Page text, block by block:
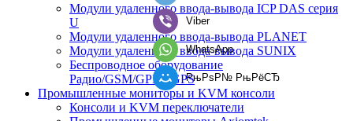
Модули удаленного ввода-вывода ICP DAS серия
U
Модули удаленного ввода-вывода PLANET
Модули удаленного ввода-вывода SUNIX
Беспроводное оборудование
Радио/GSM/GPRS/GPS
Промышленные мониторы и KVM консоли
Консоли и KVM переключатели
Viber
WhatsApp
РњРѕР№ РњРёСЂ